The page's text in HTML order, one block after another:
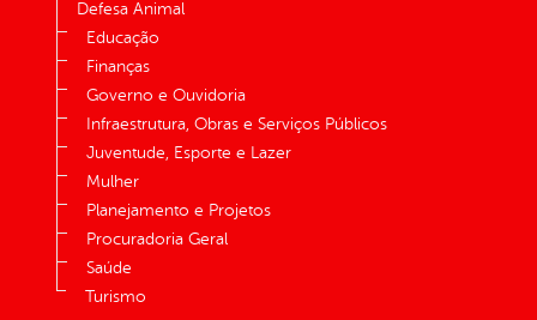
Defesa Animal
Educação
Finanças
Governo e Ouvidoria
Infraestrutura, Obras e Serviços Públicos
Juventude, Esporte e Lazer
Mulher
Planejamento e Projetos
Procuradoria Geral
Saúde
Turismo